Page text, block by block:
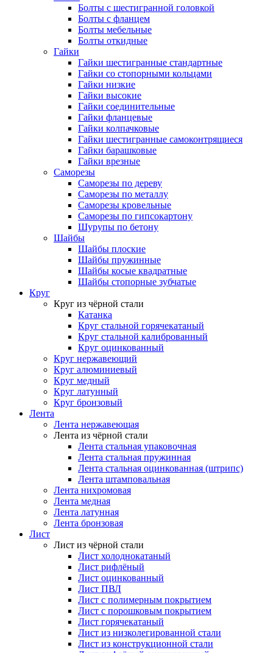
Болты с шестигранной головкой
Болты с фланцем
Болты мебельные
Болты откидные
Гайки
Гайки шестигранные стандартные
Гайки со стопорными кольцами
Гайки низкие
Гайки высокие
Гайки соединительные
Гайки фланцевые
Гайки колпачковые
Гайки шестигранные самоконтрящиеся
Гайки барашковые
Гайки врезные
Саморезы
Саморезы по дереву
Саморезы по металлу
Саморезы кровельные
Саморезы по гипсокартону
Шурупы по бетону
Шайбы
Шайбы плоские
Шайбы пружинные
Шайбы косые квадратные
Шайбы стопорные зубчатые
Круг
Круг из чёрной стали
Катанка
Круг стальной горячекатаный
Круг стальной калиброванный
Круг оцинкованный
Круг нержавеющий
Круг алюминиевый
Круг медный
Круг латунный
Круг бронзовый
Лента
Лента нержавеющая
Лента из чёрной стали
Лента стальная упаковочная
Лента стальная пружинная
Лента стальная оцинкованная (штрипс)
Лента штамповальная
Лента нихромовая
Лента медная
Лента латунная
Лента бронзовая
Лист
Лист из чёрной стали
Лист холоднокатаный
Лист рифлёный
Лист оцинкованный
Лист ПВЛ
Лист с полимерным покрытием
Лист с порошковым покрытием
Лист горячекатаный
Лист из низколегированной стали
Лист из конструкционной стали